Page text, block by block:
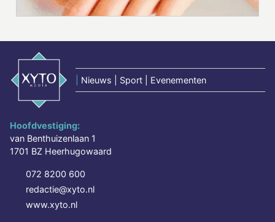
Nieuws | Sport | Evenementen
Hoofdvestiging:
van Benthuizenlaan 1
1701 BZ Heerhugowaard
072 8200 600
redactie@xyto.nl
www.xyto.nl